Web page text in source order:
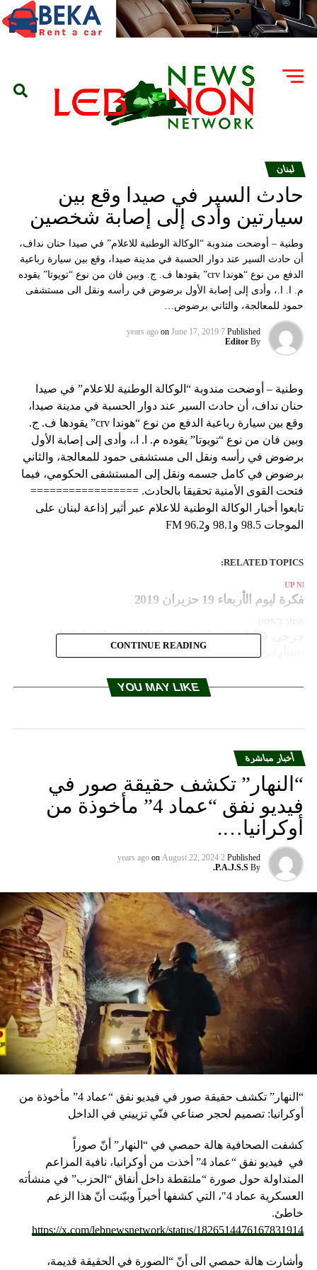
لبنان
حادث السير في صيدا وقع بين
سيارتين وأدى إلى إصابة شخصين
وطنية – أوضحت مندوبة “الوكالة الوطنية للاعلام” في صيدا حنان نداف،
أن حادث السير عند دوار الحسبة في مدينة صيدا، وقع بين سيارة رباعية
الدفع من نوع “هوندا crv” يقودها ف. ج. وبين فان من نوع “تويوتا” يقوده
م. ا. ا.، وأدى إلى إصابة الأول برضوض في رأسه ونقل الى مستشفى
حمود للمعالجة، والثاني برضوض…
Published
7 years ago
on June 17, 2019
By
Editor
وطنية – أوضحت مندوبة “الوكالة الوطنية للاعلام” في صيدا
حنان نداف، أن حادث السير عند دوار الحسبة في مدينة صيدا،
وقع بين سيارة رباعية الدفع من نوع “هوندا crv” يقودها ف. ج.
وبين فان من نوع “تويوتا” يقوده م. ا. ا.، وأدى إلى إصابة الأول
برضوض في رأسه ونقل الى مستشفى حمود للمعالجة، والثاني
برضوض في كامل جسمه ونقل إلى المستشفى الحكومي، فيما
فتحت القوى الأمنية تحقيقا بالحادث. =================
تابعوا أخبار الوكالة الوطنية للاعلام عبر أثير إذاعة لبنان على
الموجات 98.5 و98.1 و96.2 FM
RELATED TOPICS:
UP
ليوم الأربعاء 19 حزيران 2019
جرحى في انقلاب باص لنقل الركاب بعد اصطدامه
CONTINUE READING
YOU MAY LIKE
أخبار مباشرة
“النهار” تكشف حقيقة صور في
فيديو نفق “عماد 4” مأخوذة من
أوكرانيا….
Published
2 years ago
on August 22, 2024
By
P.A.J.S.S.
“النهار” تكشف حقيقة صور في فيديو نفق “عماد 4” مأخوذة من
أوكرانيا: تصميم لحجر صناعي فنّي تزييني في الداخل
كشفت الصحافية هالة حمصي في “النهار” أنّ صوراً
في فيديو
نفق “عماد 4” أخذت من أوكرانيا، نافية المزاعم
المتداولة حول صورة “ملتقطة داخل أنفاق “الحزب” في منشأته
العسكرية عماد 4″، التي كشفها أخيراً وبيّنت أنّ هذا الزعم
خاطئ.
https://x.com/lebnewsnetwork/status/1826514476167831914
وأشارت هالة حمصي الى أنّ “الصورة في الحقيقة قديمة،